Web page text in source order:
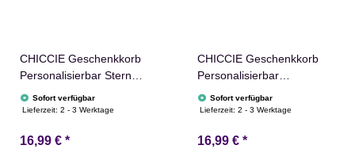
CHICCIE Geschenkkorb
Personalisierbar Stern
Wunschtext 24x13x8cm
Abgerundet Präsentkorb
Holzkiste Weihnachten
Sofort verfügbar
Lieferzeit:2 - 3 Werktage
16,99 € *
CHICCIE Geschenkkorb
Personalisierbar
Sternschnuppe Wunschtext
24x13x8cm Abgerundet
Geschenkidee Holzkiste
Sofort verfügbar
Lieferzeit:2 - 3 Werktage
16,99 € *